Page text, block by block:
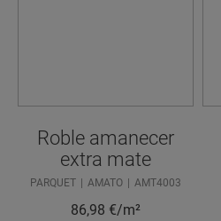
Roble amanecer
extra mate
PARQUET AMATO AMT4003
86,98 €/m²